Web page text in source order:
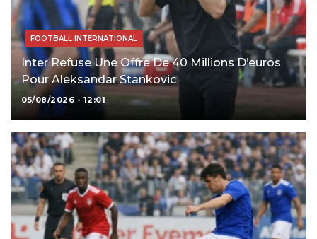
FOOTBALL INTERNATIONAL
Inter Refuse Une Offre De 40 Millions D’euros
Pour Aleksandar Stankovic
05/08/2026 - 12:01